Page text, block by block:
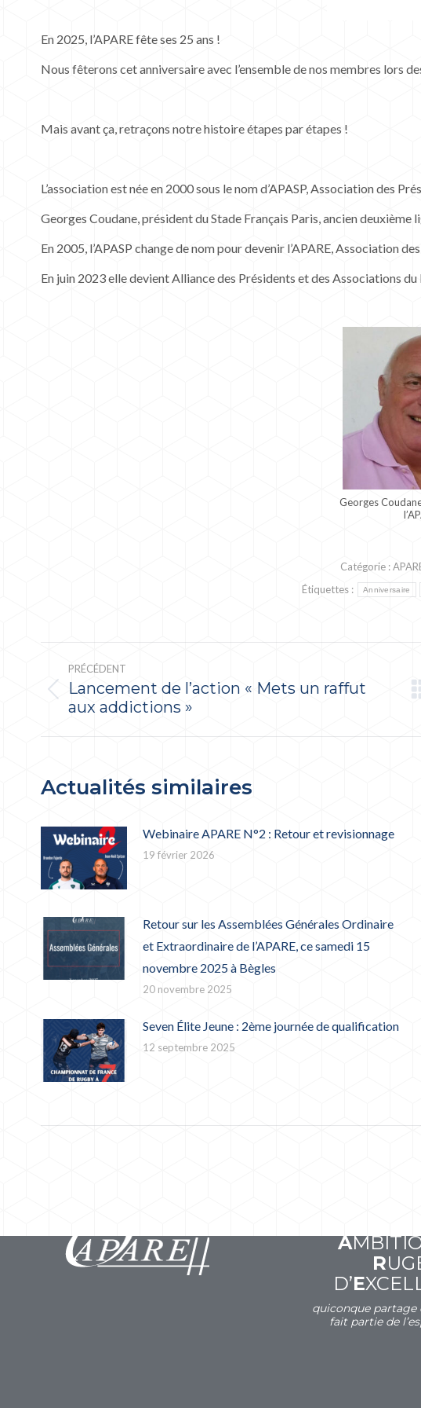
En 2025, l’APARE fête ses 25 ans !
Nous fêterons cet anniversaire avec l’ensemble de nos membres lors
Mais avant ça, retraçons notre histoire étapes par étapes !
L’association est née en 2000 sous le nom d’APASP, Association des
Georges Coudane, président du Stade Français Paris, ancien
En 2005, l’APASP change de nom pour devenir l’APARE, Association
En juin 2023 elle devient Alliance des Présidents et des Associations du
Georges
Catégorie :
Étiquettes :
Anniversaire
NAVIGATION
ARTICLE
PRÉCÉDENT
Article
Lancement de l’action « Mets un raffut
aux addictions »
Actualités similaires
Webinaire APARE N°2 : Retour et revisionnage
19 février 2026
Retour sur les Assemblées Générales Ordinaire
et Extraordinaire de l’APARE, ce samedi 15
novembre 2025 à Bègles
20 novembre 2025
Seven Élite Jeune : 2ème journée de qualification
12 septembre 2025
A
R
D’E
quiconque
fait partie de